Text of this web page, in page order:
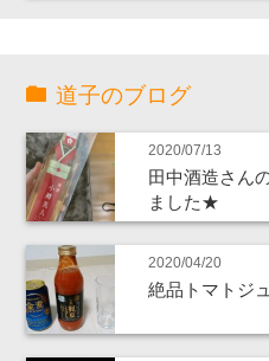
道子のブログ
2020/07/13
田中酒造さん
ました★
2020/04/20
絶品トマトジ